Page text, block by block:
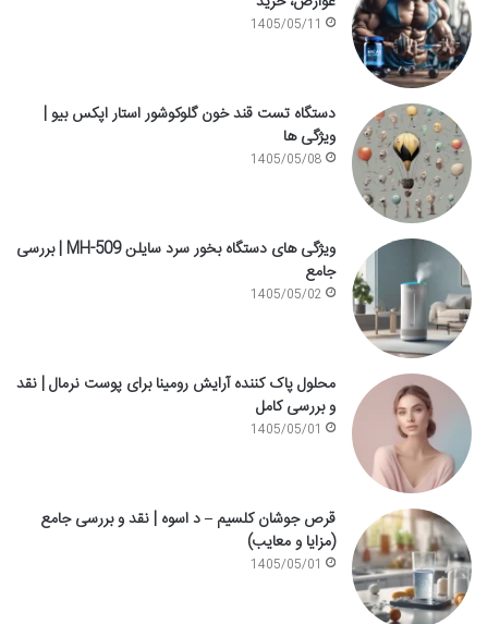
1405/05/11
دستگاه تست قند خون گلوکوشور استار اپکس بیو |
ویژگی ها
1405/05/08
ویژگی های دستگاه بخور سرد سایلن MH-509 | بررسی
جامع
1405/05/02
محلول پاک کننده آرایش رومینا برای پوست نرمال | نقد
و بررسی کامل
1405/05/01
قرص جوشان کلسیم – د اسوه | نقد و بررسی جامع
(مزایا و معایب)
1405/05/01